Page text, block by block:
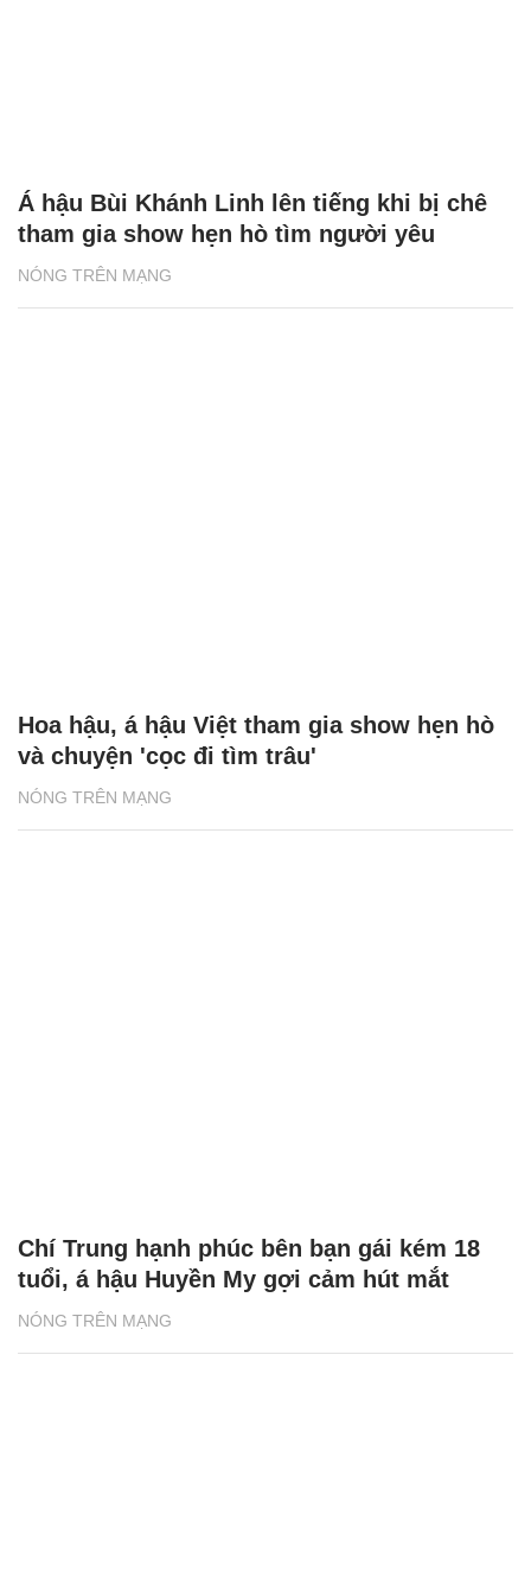
NÓNG TRÊN MẠNG
Á hậu Bùi Khánh Linh lên tiếng khi bị chê
tham gia show hẹn hò tìm người yêu
NÓNG TRÊN MẠNG
Hoa hậu, á hậu Việt tham gia show hẹn hò
và chuyện 'cọc đi tìm trâu'
NÓNG TRÊN MẠNG
Chí Trung hạnh phúc bên bạn gái kém 18
tuổi, á hậu Huyền My gợi cảm hút mắt